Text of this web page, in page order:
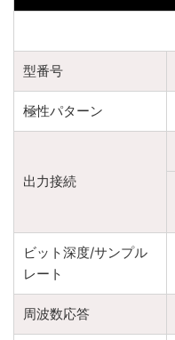
型番号
極性パターン
出力接続
ビット深度/サンプル
レート
周波数応答